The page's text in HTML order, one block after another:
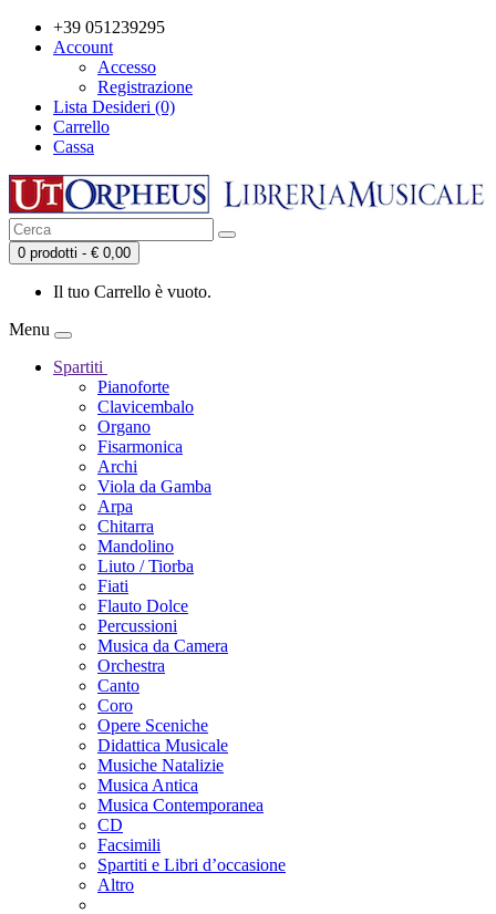
+39 051239295
Account
Accesso
Registrazione
Lista Desideri (0)
Carrello
Cassa
0 prodotti - € 0,00
Il tuo Carrello è vuoto.
Menu
Spartiti
Pianoforte
Clavicembalo
Organo
Fisarmonica
Archi
Viola da Gamba
Arpa
Chitarra
Mandolino
Liuto / Tiorba
Fiati
Flauto Dolce
Percussioni
Musica da Camera
Orchestra
Canto
Coro
Opere Sceniche
Didattica Musicale
Musiche Natalizie
Musica Antica
Musica Contemporanea
CD
Facsimili
Spartiti e Libri d’occasione
Altro